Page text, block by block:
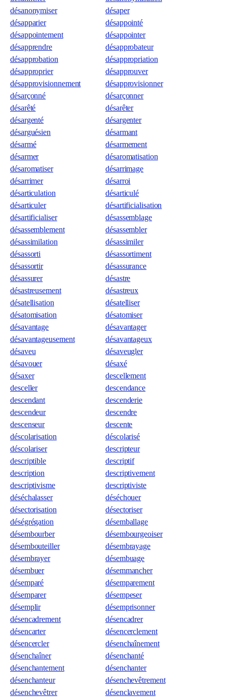
désanonymiser
désaper
désapparier
désappointé
désappointement
désappointer
désapprendre
désapprobateur
désapprobation
désappropriation
désapproprier
désapprouver
désapprovisionnement
désapprovisionner
désarçonné
désarçonner
désarêté
désarêter
désargenté
désargenter
désarguésien
désarmant
désarmé
désarmement
désarmer
désaromatisation
désaromatiser
désarrimage
désarrimer
désarroi
désarticulation
désarticulé
désarticuler
désartificialisation
désartificialiser
désassemblage
désassemblement
désassembler
désassimilation
désassimiler
désassorti
désassortiment
désassortir
désassurance
désassurer
désastre
désastreusement
désastreux
désatellisation
désatelliser
désatomisation
désatomiser
désavantage
désavantager
désavantageusement
désavantageux
désaveu
désaveugler
désavouer
désaxé
désaxer
descellement
desceller
descendance
descendant
descenderie
descendeur
descendre
descenseur
descente
déscolarisation
déscolarisé
déscolariser
descripteur
descriptible
descriptif
description
descriptivement
descriptivisme
descriptiviste
déséchalasser
déséchouer
désectorisation
désectoriser
déségrégation
désemballage
désembourber
désembourgeoiser
désembouteiller
désembrayage
désembrayer
désembuage
désembuer
désemmancher
désemparé
désemparement
désemparer
désempeser
désemplir
désemprisonner
désencadrement
désencadrer
désencarter
désencerclement
désencercler
désenchaînement
désenchaîner
désenchanté
désenchantement
désenchanter
désenchanteur
désenchevêtrement
désenchevêtrer
désenclavement